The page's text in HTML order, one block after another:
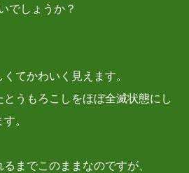
でしょうか？
てかわいく見えます。
うもろこしをほぼ全滅状態にし
。
までこのままなのですが、